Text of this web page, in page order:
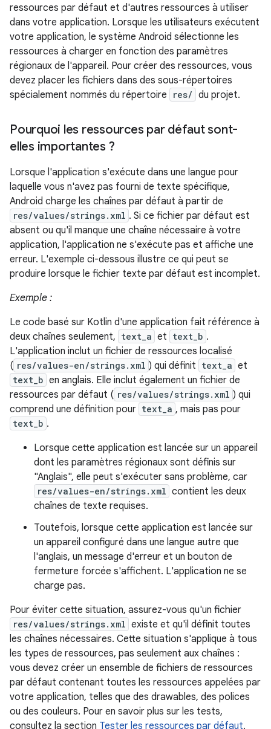
ressources par défaut et d'autres ressources à utiliser
dans votre application. Lorsque les utilisateurs exécutent
votre application, le système Android sélectionne les
ressources à charger en fonction des paramètres
régionaux de l'appareil. Pour créer des ressources, vous
devez placer les fichiers dans des sous-répertoires
spécialement nommés du répertoire
res/ du projet.
Pourquoi les ressources par défaut sont-
elles importantes ?
Lorsque l'application s'exécute dans une langue pour
laquelle vous n'avez pas fourni de texte spécifique,
Android charge les chaînes par défaut à partir de
res/values/strings.xml . Si ce fichier par défaut est
absent ou qu'il manque une chaîne nécessaire à votre
application, l'application ne s'exécute pas et affiche une
erreur. L'exemple ci-dessous illustre ce qui peut se
produire lorsque le fichier texte par défaut est incomplet.
Exemple :
Le code basé sur Kotlin d'une application fait référence à
deux chaînes seulement, text_a et text_b .
L'application inclut un fichier de ressources localisé
( res/values-en/strings.xml ) qui définit text_a et
text_b en anglais. Elle inclut également un fichier de
ressources par défaut ( res/values/strings.xml ) qui
comprend une définition pour text_a , mais pas pour
text_b .
Lorsque cette application est lancée sur un appareil
dont les paramètres régionaux sont définis sur
"Anglais", elle peut s'exécuter sans problème, car
res/values-en/strings.xml contient les deux
chaînes de texte requises.
Toutefois, lorsque cette application est lancée sur
un appareil configuré dans une langue autre que
l'anglais, un message d'erreur et un bouton de
fermeture forcée s'affichent. L'application ne se
charge pas.
Pour éviter cette situation, assurez-vous qu'un fichier
res/values/strings.xml existe et qu'il définit toutes
les chaînes nécessaires. Cette situation s'applique à tous
les types de ressources, pas seulement aux chaînes :
vous devez créer un ensemble de fichiers de ressources
par défaut contenant toutes les ressources appelées par
votre application, telles que des drawables, des polices
ou des couleurs. Pour en savoir plus sur les tests,
consultez la section Tester les ressources par défaut.